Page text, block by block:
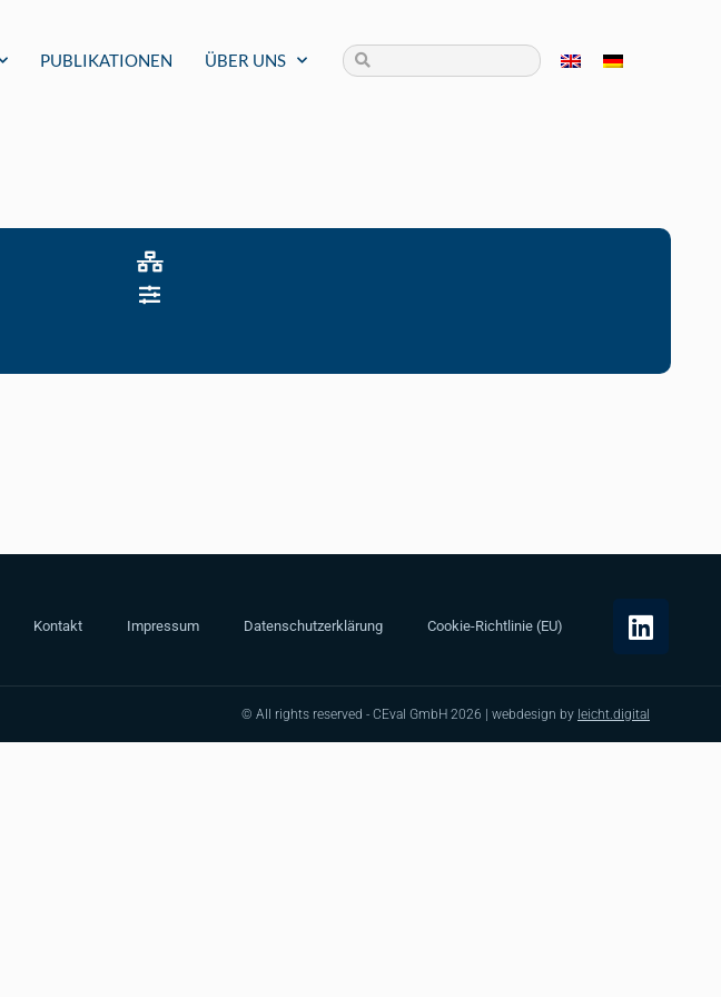
PUBLIKATIONEN ÜBER UNS
Kontakt Impressum Datenschutzerklärung Cookie-Richtlinie (EU)
© All rights reserved - CEval GmbH 2026 | webdesign by leicht.digital